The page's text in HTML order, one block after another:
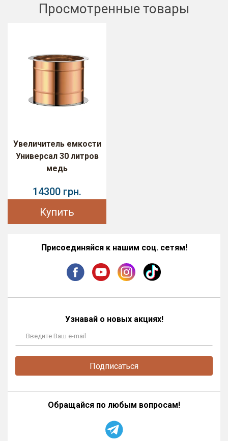
Просмотренные товары
Увеличитель емкости
Универсал 30 литров
медь
14300 грн.
Купить
Присоединяйся к нашим соц. сетям!
Узнавай о новых акциях!
Подписаться
Обращайся по любым вопросам!